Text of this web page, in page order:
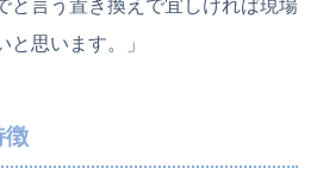
と言う置き換えで宜しければ現場
思います。」
徴